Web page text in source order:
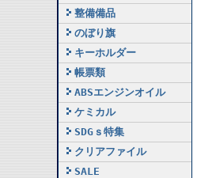
整備備品
のぼり旗
キーホルダー
帳票類
ABSエンジンオイル
ケミカル
SDGｓ特集
クリアファイル
SALE